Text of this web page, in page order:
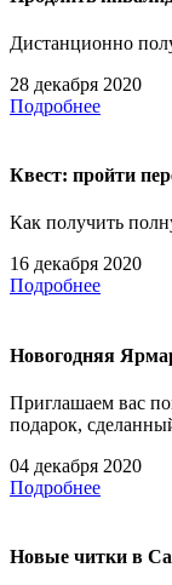
Дистанционно
28 декабря 2020
Подробнее
Квест: пройти
Как получить
16 декабря 2020
Подробнее
Новогодняя
Приглашаем вас
подарок,
04 декабря 2020
Подробнее
Новые читки в